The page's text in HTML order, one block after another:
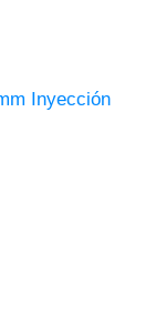
Inyección